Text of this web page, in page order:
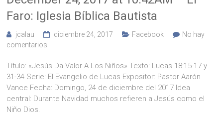
Faro: Iglesia Bíblica Bautista
jcalau diciembre 24, 2017 Facebook
No hay
comentarios
Título: «Jesús Da Valor A Los Niños» Texto: Lucas 18:15-17 y
31-34 Serie: El Evangelio de Lucas Expositor: Pastor Aarón
Vance Fecha: Domingo, 24 de diciembre del 2017 Idea
central: Durante Navidad muchos refieren a Jesús como el
Niño Dios.